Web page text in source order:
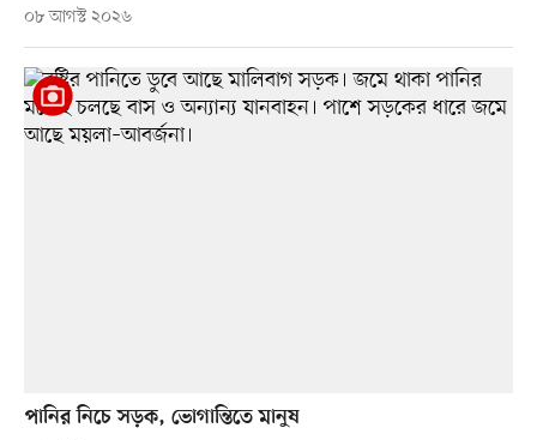
০৮ আগস্ট ২০২৬
পানির নিচে সড়ক, ভোগান্তিতে মানুষ